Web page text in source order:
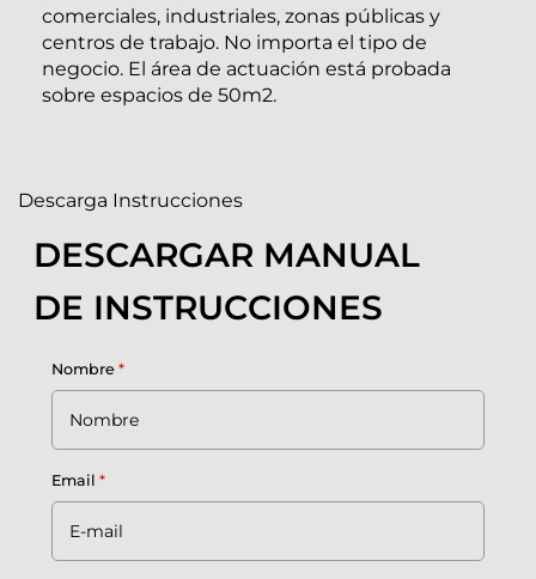
comerciales, industriales, zonas públicas y
centros de trabajo. No importa el tipo de
negocio. El área de actuación está probada
sobre espacios de 50m2.
Descarga Instrucciones
DESCARGAR MANUAL
DE INSTRUCCIONES
Nombre *
Email *